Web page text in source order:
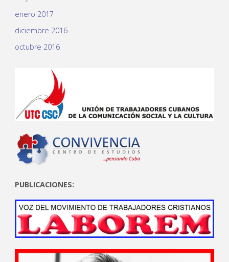
enero 2017
diciembre 2016
octubre 2016
PUBLICACIONES: